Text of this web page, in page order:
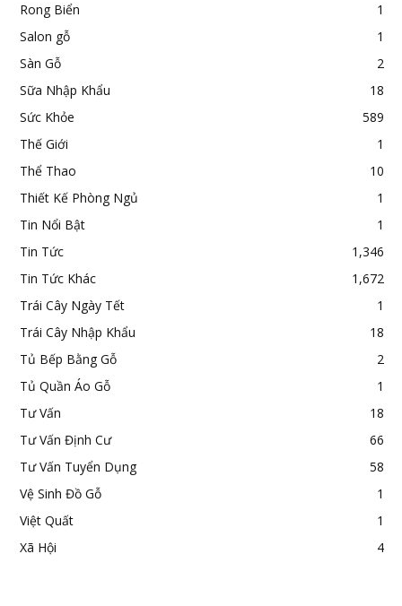
Rong Biển
1
Salon gỗ
1
Sàn Gỗ
2
Sữa Nhập Khẩu
18
Sức Khỏe
589
Thế Giới
1
Thể Thao
10
Thiết Kế Phòng Ngủ
1
Tin Nổi Bật
1
Tin Tức
1,346
Tin Tức Khác
1,672
Trái Cây Ngày Tết
1
Trái Cây Nhập Khẩu
18
Tủ Bếp Bằng Gỗ
2
Tủ Quần Áo Gỗ
1
Tư Vấn
18
Tư Vấn Định Cư
66
Tư Vấn Tuyển Dụng
58
Vệ Sinh Đồ Gỗ
1
Việt Quất
1
Xã Hội
4